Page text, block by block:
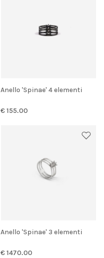
Anello 'Spinae' 4 elementi
€ 155.00
Anello 'Spinae' 3 elementi
€ 1470.00